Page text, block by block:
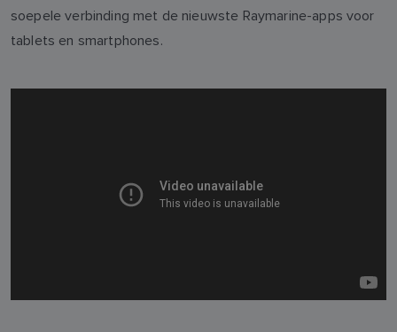
soepele verbinding met de nieuwste Raymarine-apps voor
tablets en smartphones.